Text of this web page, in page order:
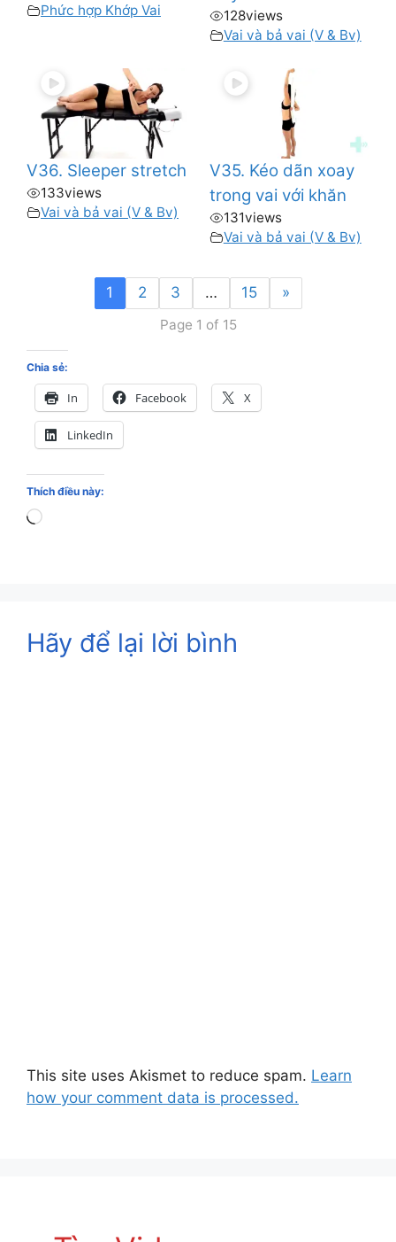
Phức hợp Khớp Vai 128views
Vai và bả vai (V & Bv)
V36. Sleeper stretch
133views
Vai và bả vai (V & Bv)
V35. Kéo dãn xoay
trong vai với khăn
131views
Vai và bả vai (V & Bv)
1 2 3 … 15 »
Page 1 of 15
Chia sẻ:
In Facebook X
LinkedIn
Thích điều này:
Loading…
Hãy để lại lời bình
This site uses Akismet to reduce spam. Learn
how your comment data is processed.